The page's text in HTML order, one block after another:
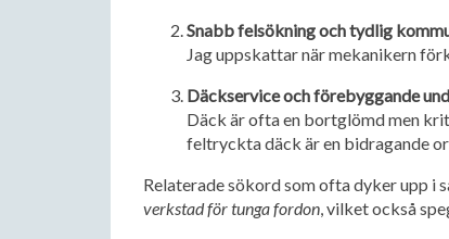
Snabb felsökning och tydlig
Jag uppskattar när mekanikern
Däckservice och förebyggande
Däck är ofta en bortglömd men
feltryckta däck är en bidragande
Relaterade sökord som ofta dyker upp i
verkstad för tunga fordon, vilket också